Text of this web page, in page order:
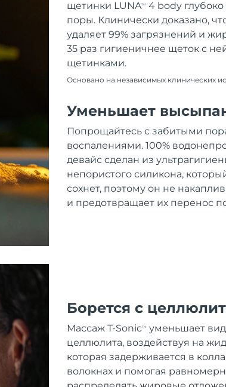
щетинки LUNATM
4 body
поры. Клинически доказано,
удаляет 99% загрязнений и
35 раз гигиеничнее щеток с
щетинками.
Основано на независимых клинических
Уменьшает
Попрощайтесь с забитыми
воспалениями. 100%
девайс сделан из
непористого силикона,
сохнет, поэтому он не
и предотвращает их перенос
Борется с
Массаж T-SonicTM
уменьшает
целлюлита, воздействуя на
которая задерживается в
волокнах и помогая